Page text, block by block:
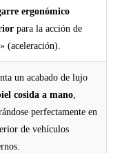
ergonómico
para la acción de
(aceleración).
un acabado de lujo
cosida a mano,
perfectamente en
de vehículos